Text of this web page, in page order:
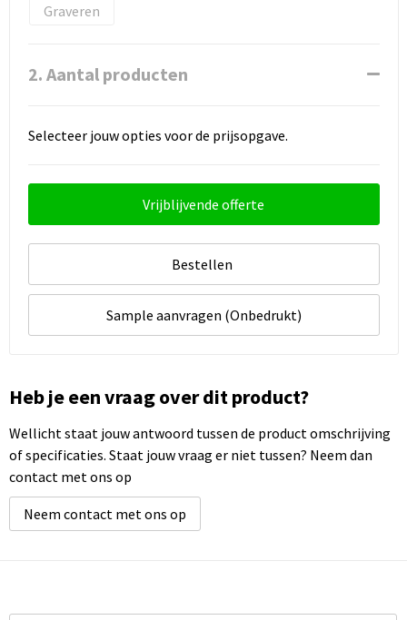
Graveren
2. Aantal producten
Selecteer jouw opties voor de prijsopgave.
Vrijblijvende offerte
Bestellen
Sample aanvragen (Onbedrukt)
Heb je een vraag over dit product?
Wellicht staat jouw antwoord tussen de product omschrijving
of specificaties. Staat jouw vraag er niet tussen? Neem dan
contact met ons op
Neem contact met ons op